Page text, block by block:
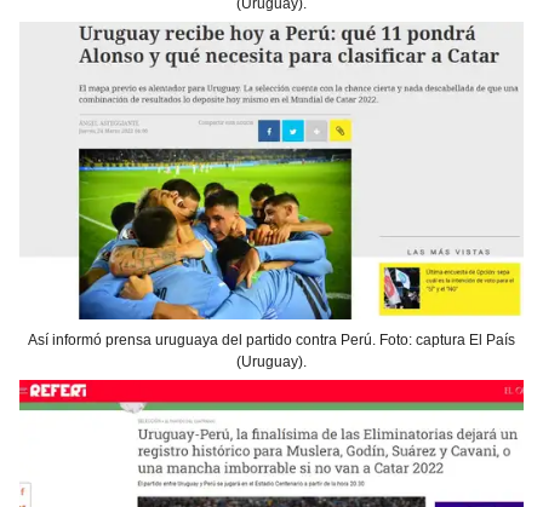
Así informó prensa uruguaya del partido contra Perú. Foto: captura El País
(Uruguay).